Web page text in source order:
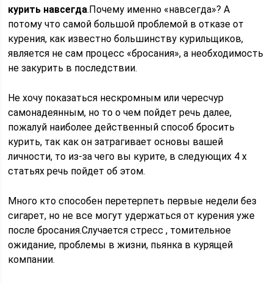
курить навсегда.Почему именно «навсегда»? А
потому что самой большой проблемой в отказе от
курения, как известно большинству курильщиков,
является не сам процесс «бросания», а необходимость
не закурить в последствии.
Не хочу показаться нескромным или чересчур
самонадеянным, но то о чем пойдет речь далее,
пожалуй наиболее действенный способ бросить
курить, так как он затрагивает основы вашей
личности, то из-за чего вы курите, в следующих 4 х
статьях речь пойдет об этом.
Много кто способен перетерпеть первые недели без
сигарет, но не все могут удержаться от курения уже
после бросания.Случается стресс , томительное
ожидание, проблемы в жизни, пьянка в курящей
компании.